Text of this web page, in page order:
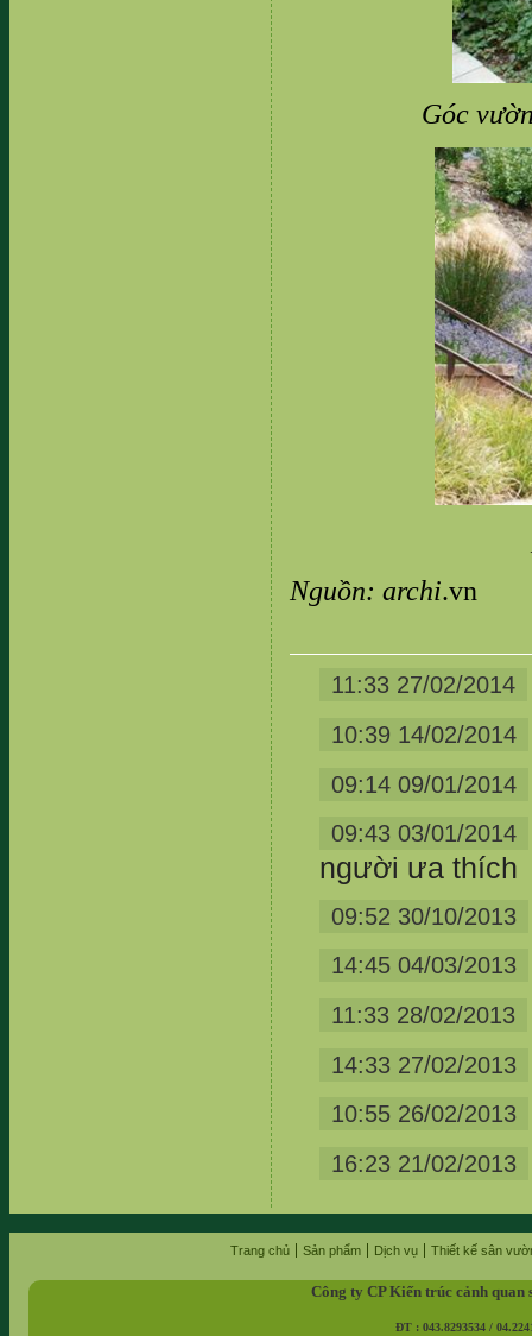
Góc
Nguồn: archi.vn
11:33 27/02/2014
10:39 14/02/2014
09:14 09/01/2014
09:43 03/01/2014
người ưa thích
09:52 30/10/2013
14:45 04/03/2013
11:33 28/02/2013
14:33 27/02/2013
10:55 26/02/2013
16:23 21/02/2013
Trang chủ Sản phẩm Dịch vụ Thiết kế sân
Công ty CP Kiến trúc cảnh
ĐT : 043.8293534 /